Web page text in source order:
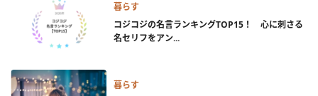
暮らす
コジコジの名言ランキングTOP15！ 心に刺さる
名セリフをアン...
暮らす